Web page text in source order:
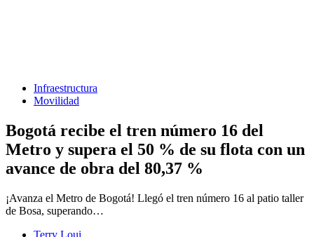
Infraestructura
Movilidad
Bogotá recibe el tren número 16 del
Metro y supera el 50 % de su flota con un
avance de obra del 80,37 %
¡Avanza el Metro de Bogotá! Llegó el tren número 16 al patio taller
de Bosa, superando…
Terry Loui